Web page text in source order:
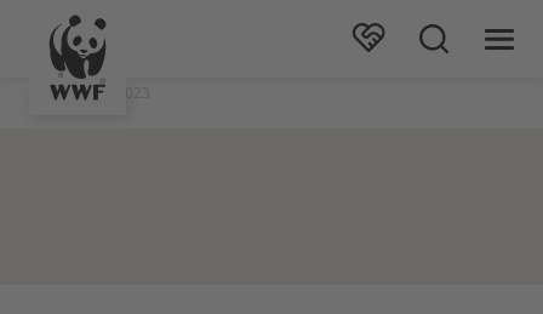
Stand: 06.09.2023